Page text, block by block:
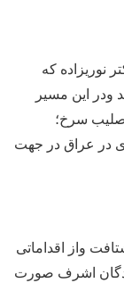
نوریزاده که
ودر این مسیر
صلیب سرخ؛
در عراق در جهت
واز اقداماتی
اشرف صورت